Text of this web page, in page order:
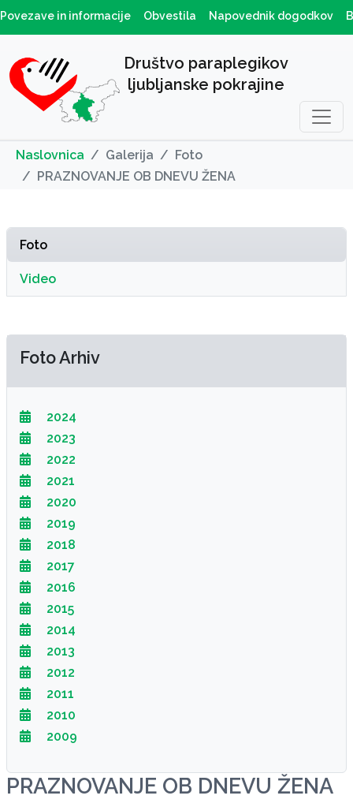
Povezave in informacije Obvestila Napovednik dogodkov
Društvo paraplegikov
ljubljanske pokrajine
Naslovnica Galerija
Foto
PRAZNOVANJE OB DNEVU ŽENA
Foto
Video
Foto Arhiv
2024
2023
2022
2021
2020
2019
2018
2017
2016
2015
2014
2013
2012
2011
2010
2009
PRAZNOVANJE OB DNEVU ŽENA